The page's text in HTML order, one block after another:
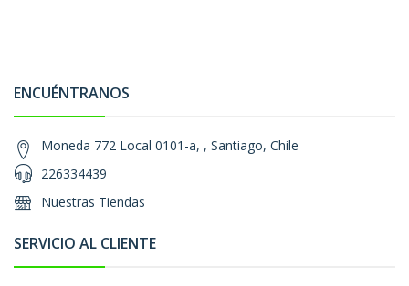
ENCUÉNTRANOS
Moneda 772 Local 0101-a, , Santiago, Chile
226334439
Nuestras Tiendas
SERVICIO AL CLIENTE